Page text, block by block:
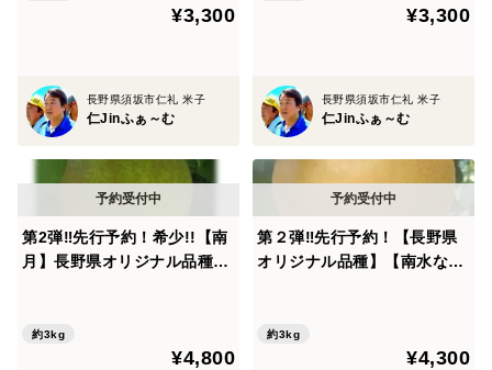
¥3,300
長野県須坂市仁礼 米子
仁Jinふぁ～む
¥3,300
長野県須坂市仁礼 米子
仁Jinふぁ～む
第2弾‼️先行予約！希少!!【南
月】長野県オリジナル品種な
約3kg
¥4,800
第２弾‼️先行予約！【長野県
オリジナル品種】【南水なん
約3kg
¥4,300